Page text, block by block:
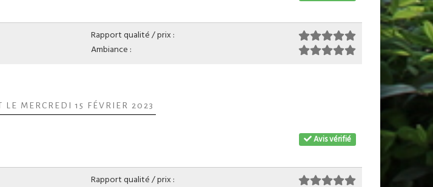
Rapport qualité / prix :
Ambiance :
LE MERCREDI 15 FÉVRIER 2023
Avis vérifié
Rapport qualité / prix :